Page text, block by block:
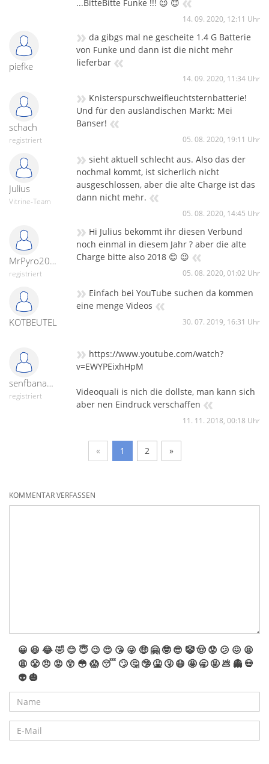
...BitteBitte Funke !!! 😉 😇
14. 09. 2020, 12:11 Uhr
piefke
» da gibgs mal ne gescheite 1.4 G Batterie
von Funke und dann ist die nicht mehr
lieferbar «
14. 09. 2020, 11:34 Uhr
schach
registriert
» Knisterspurschweifleuchtsternbatterie!
Und für den ausländischen Markt: Mei
Banser! «
05. 08. 2020, 19:11 Uhr
Julius
Vitrine-Team
» sieht aktuell schlecht aus. Also das der
nochmal kommt, ist sicherlich nicht
ausgeschlossen, aber die alte Charge ist das
dann nicht mehr. «
05. 08. 2020, 14:45 Uhr
MrPyro2020
registriert
» Hi Julius bekommt ihr diesen Verbund
noch einmal in diesem Jahr ? aber die alte
Charge bitte also 2018 😊 😉 «
05. 08. 2020, 01:02 Uhr
KOTBEUTEL
» Einfach bei YouTube suchen da kommen
eine menge Videos «
30. 07. 2019, 16:31 Uhr
senfbanane030
registriert
» https://www.youtube.com/watch?
v=EWYPEixhHpM
Videoquali is nich die dollste, man kann sich
aber nen Eindruck verschaffen «
11. 11. 2018, 00:18 Uhr
« 1 2 »
KOMMENTAR VERFASSEN
😀 😆 😂🤣 😊 😇 😉 😍 😘 😜 🤑 🤗 🤓 😎 🤡🤠 😟 😕 😖 😫
😩 😤 😠 😡 😲 😳 😱 😴 🙄 🤔 🤥 🤮 🤧 😷 🤩 🥱 🤬 💩 👻 💀
👽 🎃